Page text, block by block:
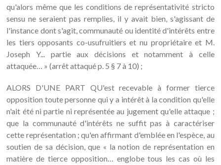
qu'alors même que les conditions de représentativité stricto
sensu ne seraient pas remplies, il y avait bien, s'agissant de
l'instance dont s'agit, communauté ou identité d'intérêts entre
les tiers opposants co-usufruitiers et nu propriétaire et M.
Joseph Y... partie aux décisions et notamment à celle
attaquée… » (arrêt attaqué p. 5 § 7 à 10) ;
ALORS D'UNE PART QU'est recevable à former tierce
opposition toute personne qui y a intérêt à la condition qu'elle
n'ait été ni partie ni représentée au jugement qu'elle attaque ;
que la communauté d'intérêts ne suffit pas à caractériser
cette représentation ; qu'en affirmant d'emblée en l'espèce, au
soutien de sa décision, que « la notion de représentation en
matière de tierce opposition… englobe tous les cas où les